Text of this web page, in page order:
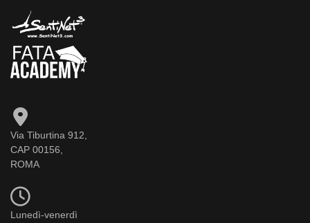
Via Tiburtina 912,
CAP 00156,
ROMA
Lunedì-venerdì